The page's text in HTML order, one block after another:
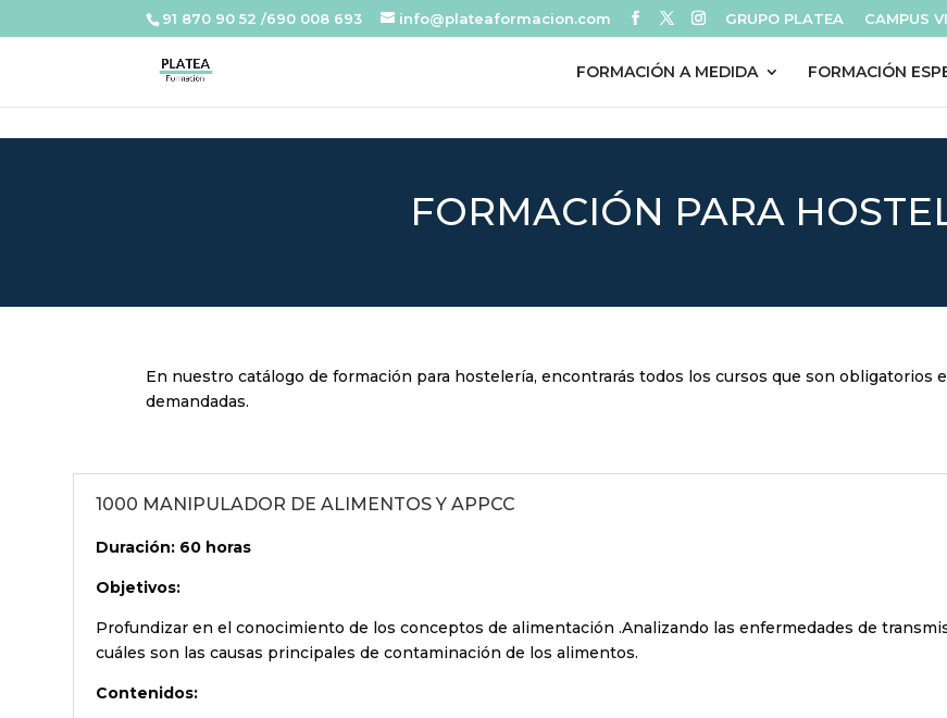
91 870 90 52 /690 008 693 info@plateaformacion.com GRUPO PLATEA CAMPUS
FORMACIÓN A MEDIDA FORMACIÓN
FORMACIÓN PARA
En nuestro catálogo de formación para hostelería, encontrarás todos los cursos que son obligatorios
demandadas.
1000 MANIPULADOR DE ALIMENTOS Y APPCC
Duración: 60 horas
Objetivos:
Profundizar en el conocimiento de los conceptos de alimentación .Analizando las enfermedades de
cuáles son las causas principales de contaminación de los alimentos.
Contenidos: